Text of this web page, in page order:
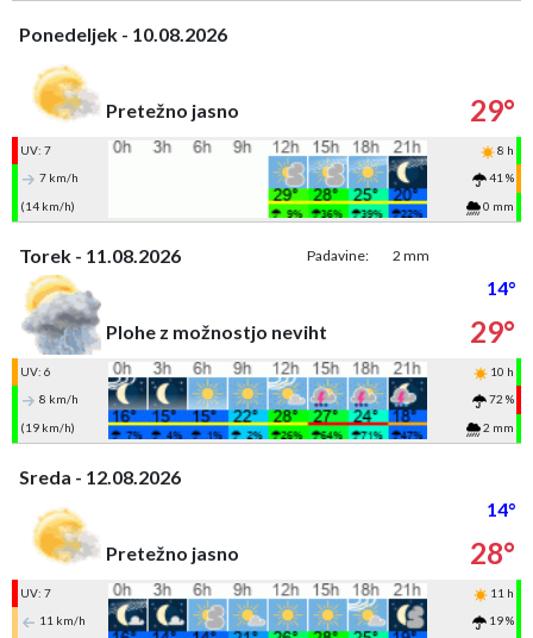
Ponedeljek - 10.08.2026
Pretežno jasno 29°
UV: 7
8 h
7 km/h
41 %
(14 km/h)
0 mm
Torek - 11.08.2026 Padavine: 2 mm
14°
Plohe z možnostjo neviht
29°
UV: 6
10 h
8 km/h
72 %
(19 km/h)
2 mm
Sreda - 12.08.2026
14°
Pretežno jasno
28°
UV: 7
11 h
11 km/h
19 %